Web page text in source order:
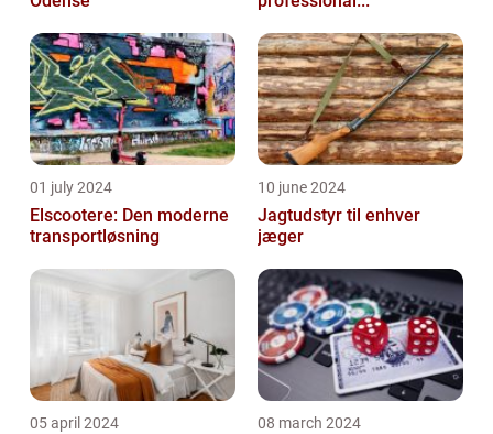
01 july 2024
Elscootere: Den moderne
transportløsning
10 june 2024
Jagtudstyr til enhver
jæger
05 april 2024 08 march 2024